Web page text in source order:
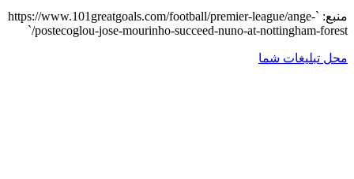
منبع: `https://www.101greatgoals.com/football/premier-league/ange-
postecoglou-jose-mourinho-succeed-nuno-at-nottingham-forest/`
محل تبلیغات شما